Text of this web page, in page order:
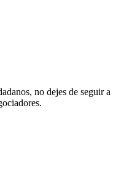
no dejes de seguir a